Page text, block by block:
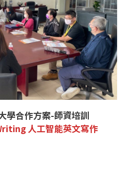
學合作方案-師資培訓
人工智能英文寫作